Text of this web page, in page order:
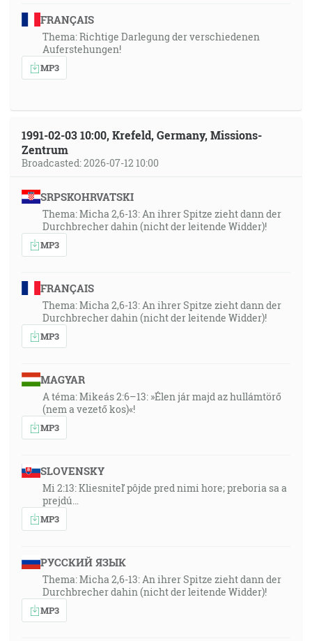
FRANÇAIS
Thema: Richtige Darlegung der verschiedenen
Auferstehungen!
MP3
1991-02-03 10:00, Krefeld, Germany, Missions-
Zentrum
Broadcasted: 2026-07-12 10:00
SRPSKOHRVATSKI
Thema: Micha 2,6-13: An ihrer Spitze zieht dann der
Durchbrecher dahin (nicht der leitende Widder)!
MP3
FRANÇAIS
Thema: Micha 2,6-13: An ihrer Spitze zieht dann der
Durchbrecher dahin (nicht der leitende Widder)!
MP3
MAGYAR
A téma: Mikeás 2:6–13: »Élen jár majd az hullámtörő
(nem a vezető kos)«!
MP3
SLOVENSKY
Mi 2:13: Kliesniteľ pôjde pred nimi hore; preboria sa a
prejdú…
MP3
РУССКИЙ ЯЗЫК
Thema: Micha 2,6-13: An ihrer Spitze zieht dann der
Durchbrecher dahin (nicht der leitende Widder)!
MP3